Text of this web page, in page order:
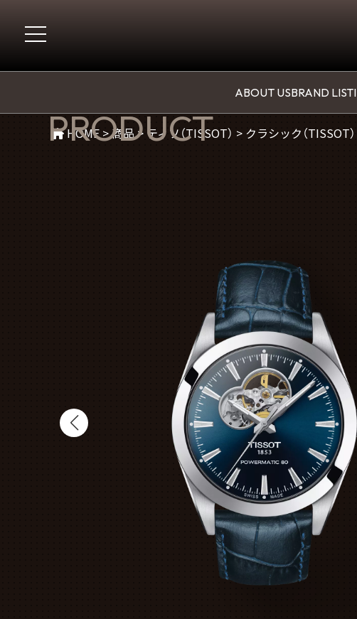
ABOUT USBRAND LIST
PRODUCT
HOME>商品> ティソ（TISSOT） > クラシック（TISSOT）